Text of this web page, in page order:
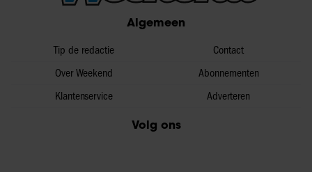
Algemeen
Tip de redactie
Over Weekend
Klantenservice
Contact
Abonnementen
Adverteren
Volg ons